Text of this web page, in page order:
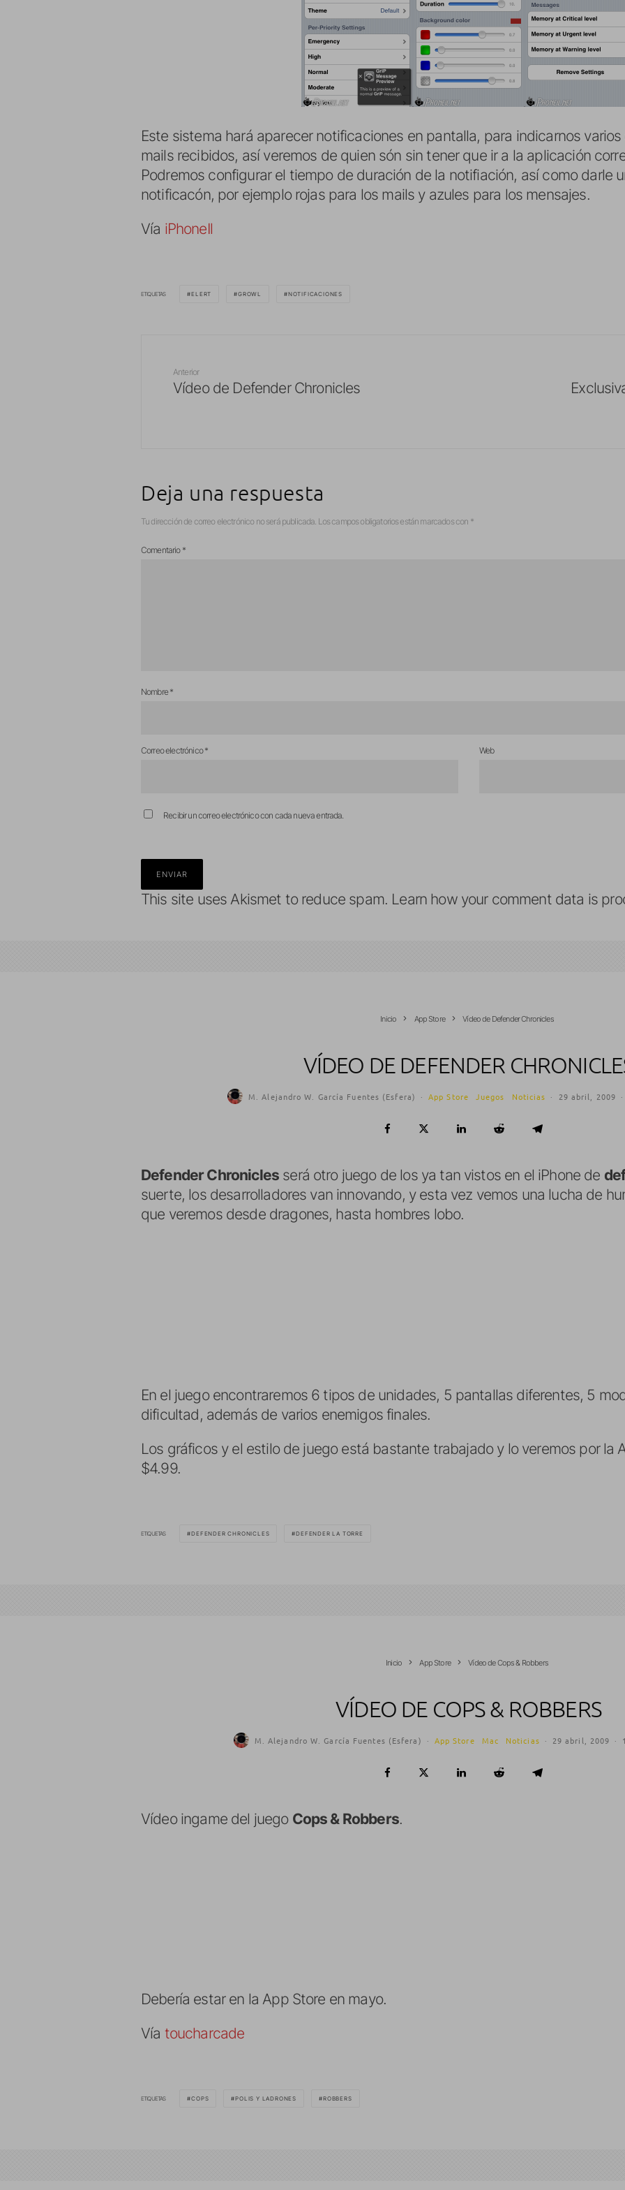
Este sistema hará aparecer notificaciones en pantalla, para indicarnos
mails recibidos, así veremos de quien són sin tener que ir a la aplicación
Podremos configurar el tiempo de duración de la notifiación, así como darle
notificacón, por ejemplo rojas para los mails y azules para los mensajes.
Vía iPhoneIl
ETIQUETAS ELERT GROWL NOTIFICACIONES
Anterior
Vídeo de Defender Chronicles
Deja una respuesta
Tu dirección de correo electrónico no será publicada. Los campos obligatorios están marcados con *
Comentario *
Nombre*
Correo electrónico* Web
Recibir un correo electrónico con cada nueva entrada.
This site uses Akismet to reduce spam. Learn how your comment data is
Inicio App Store Vídeo de Defender Chronicles
VÍDEO DE DEFENDER
M. Alejandro W. García Fuentes (Esfera) · App Store Juegos Noticias · 29 abril, 2009 ·
Defender Chronicles será otro juego de los ya tan vistos en el iPhone de
suerte, los desarrolladores van innovando, y esta vez vemos una lucha de
que veremos desde dragones, hasta hombres lobo.
En el juego encontraremos 6 tipos de unidades, 5 pantallas diferentes, 5
dificultad, además de varios enemigos finales.
Los gráficos y el estilo de juego está bastante trabajado y lo veremos por la
$4.99.
ETIQUETAS DEFENDER CHRONICLES DEFENDER LA TORRE
Inicio App Store Vídeo de Cops & Robbers
VÍDEO DE COPS & ROBBERS
M. Alejandro W. García Fuentes (Esfera) · App Store Mac Noticias · 29 abril, 2009 ·
Vídeo ingame del juego Cops & Robbers.
Debería estar en la App Store en mayo.
Vía toucharcade
ETIQUETAS COPS POLIS Y LADRONES ROBBERS